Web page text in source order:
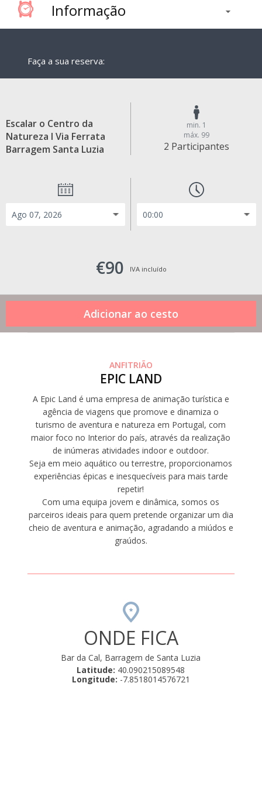
Informação
Faça a sua reserva:
Escalar o Centro da
Natureza I Via Ferrata
Barragem Santa Luzia
min. 1
máx. 99
2 Participantes
€90 IVA incluído
ANFITRIÃO
EPIC LAND
A Epic Land é uma empresa de animação turística e
agência de viagens que promove e dinamiza o
turismo de aventura e natureza em Portugal, com
maior foco no Interior do país, através da realização
de inúmeras atividades indoor e outdoor.
Seja em meio aquático ou terrestre, proporcionamos
experiências épicas e inesquecíveis para mais tarde
repetir!
Com uma equipa jovem e dinâmica, somos os
parceiros ideais para quem pretende organizar um dia
cheio de aventura e animação, agradando a miúdos e
graúdos.
ONDE FICA
Bar da Cal, Barragem de Santa Luzia
Latitude: 40.090215089548
Longitude: -7.8518014576721